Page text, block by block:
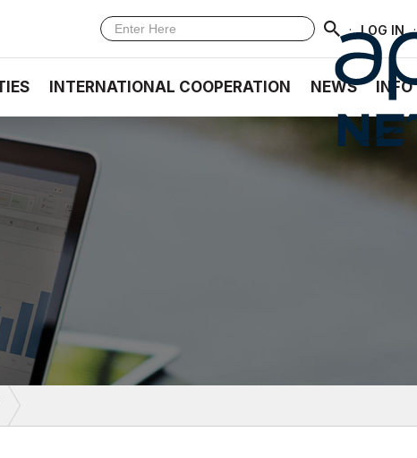
· LOG IN ·
INTERNATIONAL COOPERATION NEWS INFO